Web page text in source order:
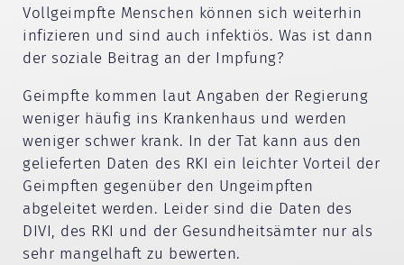
Vollgeimpfte Menschen können sich weiterhin
infizieren und sind auch infektiös. Was ist dann
der soziale Beitrag an der Impfung?
Geimpfte kommen laut Angaben der Regierung
weniger häufig ins Krankenhaus und werden
weniger schwer krank. In der Tat kann aus den
gelieferten Daten des RKI ein leichter Vorteil der
Geimpften gegenüber den Ungeimpften
abgeleitet werden. Leider sind die Daten des
DIVI, des RKI und der Gesundheitsämter nur als
sehr mangelhaft zu bewerten.